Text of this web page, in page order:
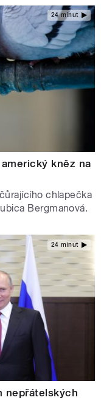
24 minut
kněz na
chlapečka
Bergmanová.
24 minut
nepřátelských